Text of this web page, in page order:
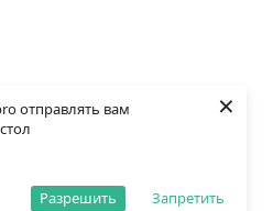
отправлять вам
Запретить
Разрешить
×